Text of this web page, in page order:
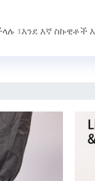
፣እንደ እኛ ስኩዊቶች